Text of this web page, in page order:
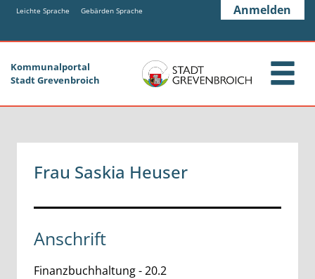
Zum Hauptinhalt springen
Zum Header
Zum Hauptinhalt
Zum Footer
Leichte Sprache Gebärden Sprache Anmelden
Kommunalportal
Stadt Grevenbroich
Frau Saskia Heuser
Anschrift
Finanzbuchhaltung - 20.2